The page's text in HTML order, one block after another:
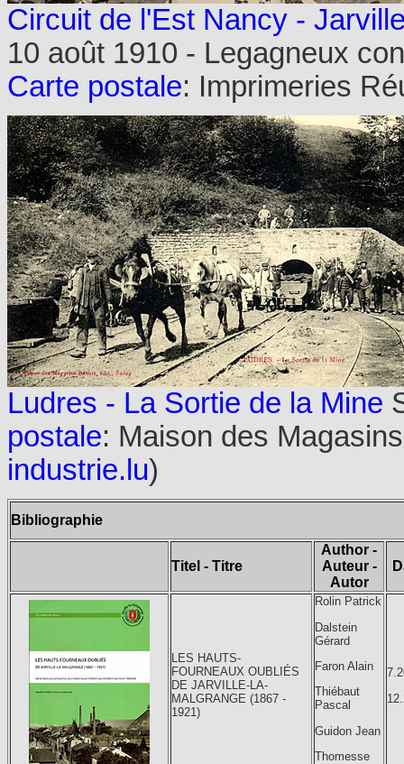
Circuit de l'Est Nancy -
10 août 1910 - Legagneux
Carte postale: Imprimeries
Ludres - La Sortie de la Mine
postale: Maison des
industrie.lu)
Bibliographie
Titel - Titre
Author -
Auteur -
Autor
LES HAUTS-
FOURNEAUX OUBLIÉS
DE JARVILLE-LA-
MALGRANGE (1867 -
1921)
Rolin Patrick
Dalstein
Gérard
Faron Alain
Thiébaut
Pascal
Guidon Jean
Thomesse